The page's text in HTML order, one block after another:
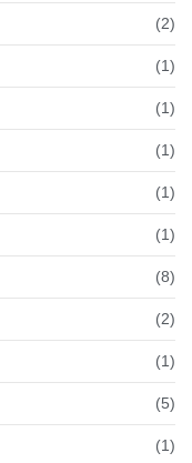
(2)
(1)
(1)
(1)
(1)
(1)
(8)
(2)
(1)
(5)
(1)